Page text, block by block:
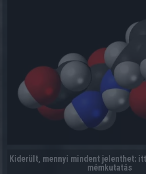
Kiderült, mennyi mindent jelenthet:
mémkutatás